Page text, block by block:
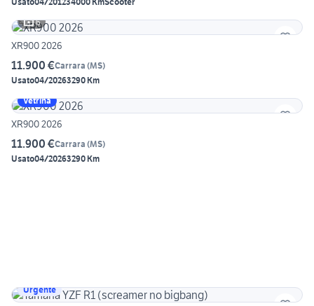
6
XR900 2026
11.900 €Carrara (MS)
Usato04/20263290 Km
Vetrina
XR900 2026
11.900 €Carrara (MS)
Usato04/20263290 Km
Urgente